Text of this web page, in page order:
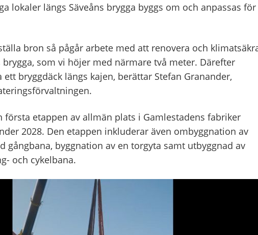
lokaler längs Säveåns brygga byggs om och anpassas för
bron så pågår arbete med att renovera och
brygga, som vi höjer med närmare två meter. Därefter
bryggdäck längs kajen, berättar Stefan Granander,
första etappen av allmän plats i Gamlestadens fabriker
2028. Den etappen inkluderar även ombyggnation av
gångbana, byggnation av en torgyta samt utbyggnad av
och cykelbana.